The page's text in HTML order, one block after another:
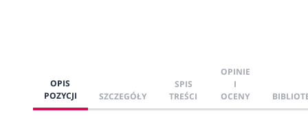
OPIS
POZYCJI
SZCZEGÓŁY
SPIS
TREŚCI
OPINIE
I
OCENY